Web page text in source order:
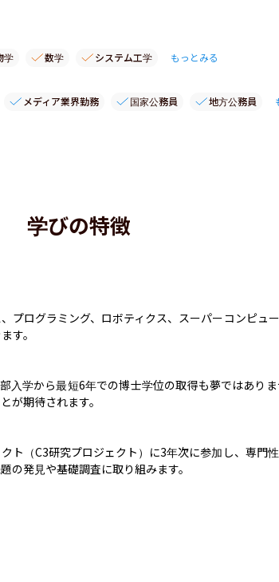
学 数学 システム工学 もっとみる
メディア業界勤務 国家公務員 地方公務員
学びの特徴
プログラミング、ロボティクス、スーパーコンピュ
す。
入学から最短6年での博士学位の取得も夢ではあり
が期待されます。
ト（C3研究プロジェクト）に3年次に参加し、専門
の発見や基礎調査に取り組みます。